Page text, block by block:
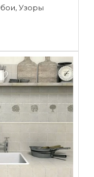
Узоры